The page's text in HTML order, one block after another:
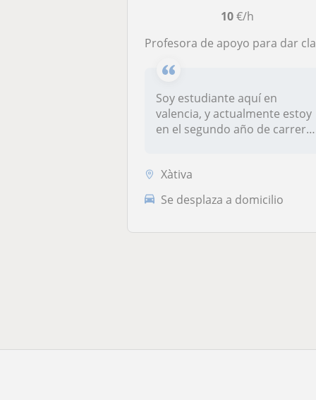
10€/h
Profesora de apoyo para dar clases a niños de primaria en diversas materias
Soy estudiante aquí en
valencia, y actualmente estoy
en el segundo año de carrera
Xàtiva
Se desplaza a domicilio